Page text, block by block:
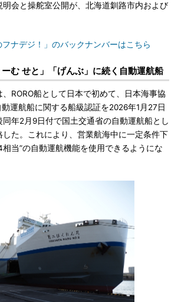
明会と操舵室公開が、北海道釧路市内および
ナデジ！」のバックナンバーはこちら
ーむ せと」「げんぶ」に続く自動運航船
RORO船として日本で初めて、日本海事協
運航船に関する船級認証を2026年1月27日
年2月9日付で国土交通省の自動運航船とし
た。これにより、営業航海中に一定条件下
相当”の自動運航機能を使用できるようにな